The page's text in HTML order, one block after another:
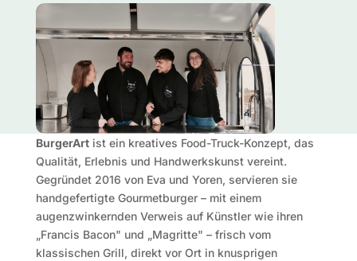
BurgerArtist ein kreatives Food-Truck-Konzept, das
Qualität, Erlebnis und Handwerkskunst vereint.
Gegründet 2016 von Eva und Yoren, servieren sie
handgefertigte Gourmetburger – mit einem
augenzwinkernden Verweis auf Künstler wie ihren
„Francis Bacon" und „Magritte" – frisch vom
klassischen Grill, direkt vor Ort in knusprigen